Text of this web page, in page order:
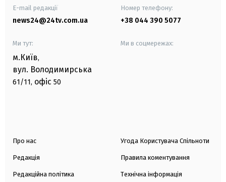
E-mail редакції
news24@24tv.com.ua
Номер телефону:
+38 044 390 5077
Ми тут:
м.Київ,
вул. Володимирська
61/11, офіс 50
Ми в соцмережах:
Про нас
Редакція
Редакційна політика
Угода Користувача Спільноти
Правила коментування
Технічна інформація